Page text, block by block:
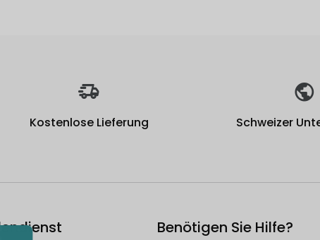
Kostenlose Lieferung Schweizer
Benötigen Sie Hilfe?